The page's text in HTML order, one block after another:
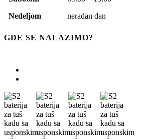
Nedeljom neradan dan
GDE SE NALAZIMO?